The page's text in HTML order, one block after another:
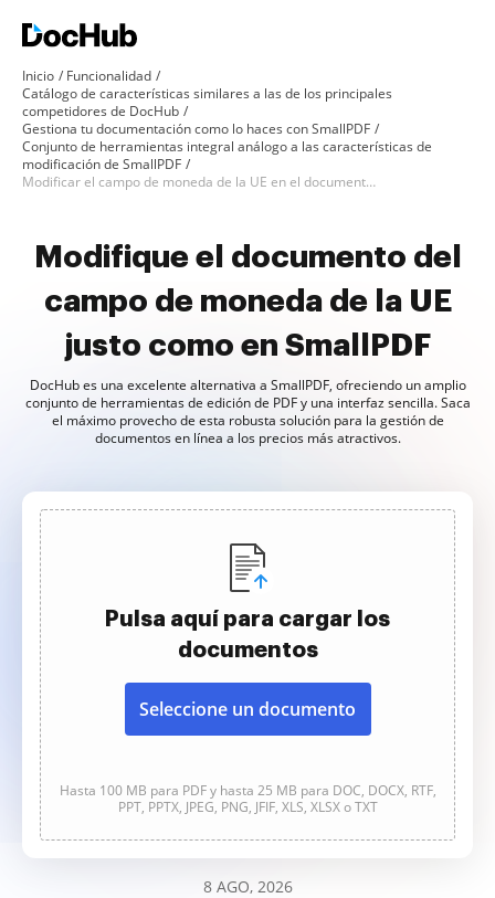
Inicio
Funcionalidad
Catálogo de características similares a las de los principales
competidores de DocHub
Gestiona tu documentación como lo haces con SmallPDF
Conjunto de herramientas integral análogo a las características de
modificación de SmallPDF
Modificar el campo de moneda de la UE en el documento como en SmallPDF
Modifique el documento del
campo de moneda de la UE
justo como en SmallPDF
DocHub es una excelente alternativa a SmallPDF, ofreciendo un amplio
conjunto de herramientas de edición de PDF y una interfaz sencilla. Saca
el máximo provecho de esta robusta solución para la gestión de
documentos en línea a los precios más atractivos.
Pulsa aquí para cargar los
documentos
Seleccione un documento
Hasta 100 MB para PDF y hasta 25 MB para DOC, DOCX, RTF,
PPT, PPTX, JPEG, PNG, JFIF, XLS, XLSX o TXT
8 AGO, 2026